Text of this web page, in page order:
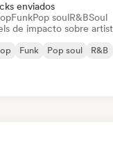
enviados
FunkPop soulR&BSoul
de impacto sobre
Funk Pop soul R&B